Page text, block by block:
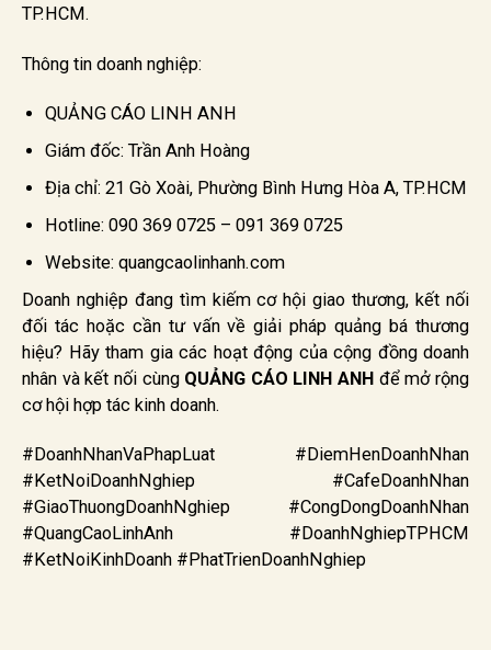
TP.HCM.
Thông tin doanh nghiệp:
QUẢNG CÁO LINH ANH
Giám đốc: Trần Anh Hoàng
Địa chỉ: 21 Gò Xoài, Phường Bình Hưng Hòa A, TP.HCM
Hotline: 090 369 0725 – 091 369 0725
Website: quangcaolinhanh.com
Doanh nghiệp đang tìm kiếm cơ hội giao thương, kết nối
đối tác hoặc cần tư vấn về giải pháp quảng bá thương
hiệu? Hãy tham gia các hoạt động của cộng đồng doanh
nhân và kết nối cùng QUẢNG CÁO LINH ANH để mở rộng
cơ hội hợp tác kinh doanh.
#DoanhNhanVaPhapLuat #DiemHenDoanhNhan
#KetNoiDoanhNghiep #CafeDoanhNhan
#GiaoThuongDoanhNghiep #CongDongDoanhNhan
#QuangCaoLinhAnh #DoanhNghiepTPHCM
#KetNoiKinhDoanh #PhatTrienDoanhNghiep